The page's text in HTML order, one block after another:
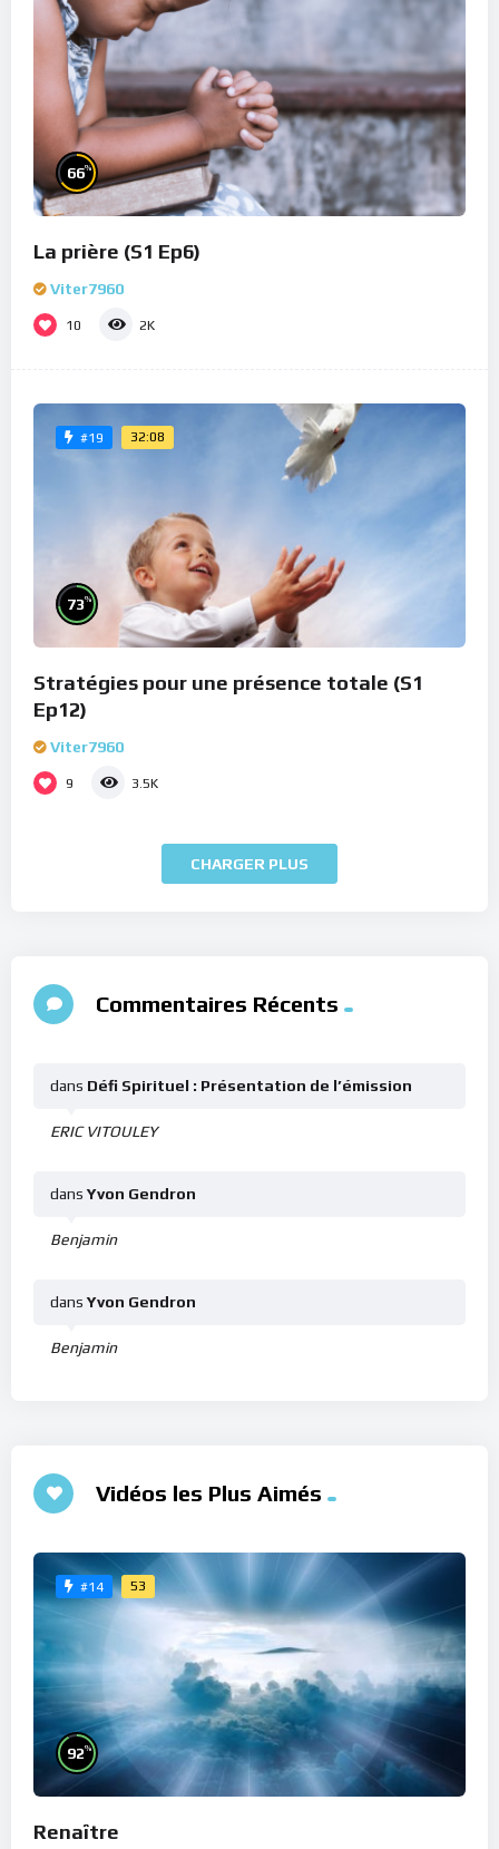
66%
La prière (S1 Ep6)
Viter7960
10 2K
#19 32:08
73%
Stratégies pour une présence totale (S1
Ep12)
Viter7960
9 3.5K
CHARGER PLUS
Commentaires Récents
ERIC VITOULEY
dans Défi Spirituel : Présentation de l’émission
Benjamin
dans Yvon Gendron
Benjamin
dans Yvon Gendron
Vidéos les Plus Aimés
#14 53
92%
Renaître